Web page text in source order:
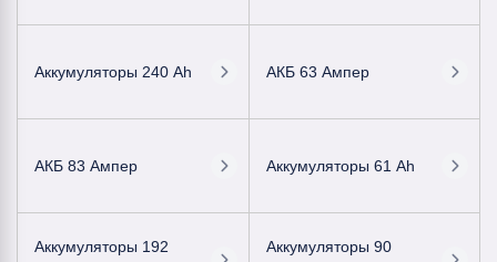
Аккумуляторы 240 Ah АКБ 63 Ампер
АКБ 83 Ампер Аккумуляторы 61 Ah
Аккумуляторы 192
Аккумуляторы 90